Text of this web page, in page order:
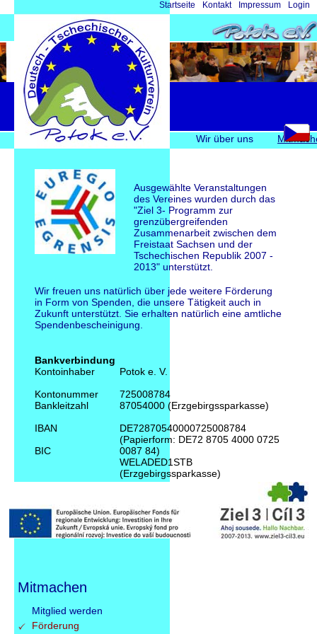
Navigation
überspringen
Wir über uns
Navigation
überspringen
Login
Impressum
Kontakt
Startseite
Ausgewählte Veranstaltungen
des Vereines wurden durch das
"Ziel 3- Programm zur
grenzübergreifenden
Zusammenarbeit zwischen dem
Freistaat Sachsen und der
Tschechischen Republik 2007 -
2013" unterstützt.
Wir freuen uns natürlich über jede weitere Förderung
in Form von Spenden, die unsere Tätigkeit auch in
Zukunft unterstützt. Sie erhalten natürlich eine amtliche
Spendenbescheinigung.
Bankverbindung
Kontoinhaber
Kontonummer
Bankleitzahl
IBAN
BIC
Potok e. V.
725008784
87054000 (Erzgebirgssparkasse)
DE72870540000725008784
(Papierform: DE72 8705 4000 0725
0087 84)
WELADED1STB
(Erzgebirgssparkasse)
Mitmachen
Navigation
überspringen
Mitglied werden
Förderung